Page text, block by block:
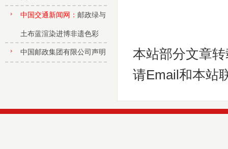
中国交通新闻网： 邮政绿与
土布蓝渲染进博非遗色彩
中国邮政集团有限公司声明
本站部分文章
请Email和本站